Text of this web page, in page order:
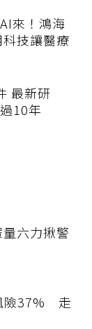
來！鴻海
技讓醫療
最新研
10年
六力揪警
險37% 走